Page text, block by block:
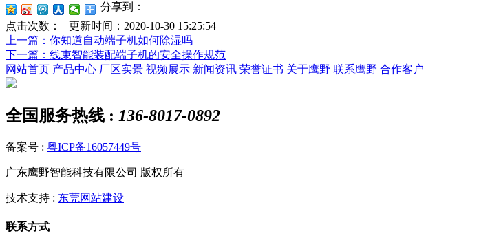
分享到：
点击次数：
更新时间：2020-10-30 15:25:54
上一篇 ：你知道自动端子机如何除湿吗
下一篇 ：线束智能装配端子机的安全操作规范
网站首页 产品中心 厂区实景 视频展示 新闻资讯 荣誉证书 关于鹰野 联系鹰野 合作客户
全国服务热线 : 136-8017-0892
备案号 : 粤ICP备16057449号
广东鹰野智能科技有限公司 版权所有
技术支持 : 东莞网站建设
联系方式